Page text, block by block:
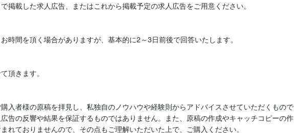
掲載した求人広告、またはこれから掲載予定の求人広告をご用意ください。
時間を頂く場合がありますが、基本的に2～3日前後で回答いたします。
頂きます。
入者様の原稿を拝見し、私独自のノウハウや経験則からアドバイスさせていただくもので
告の反響や結果を保証するものではありません。また、原稿の作成やキャッチコピーの作
れておりませんので、その点もご理解いただいた上で、ご購入ください。